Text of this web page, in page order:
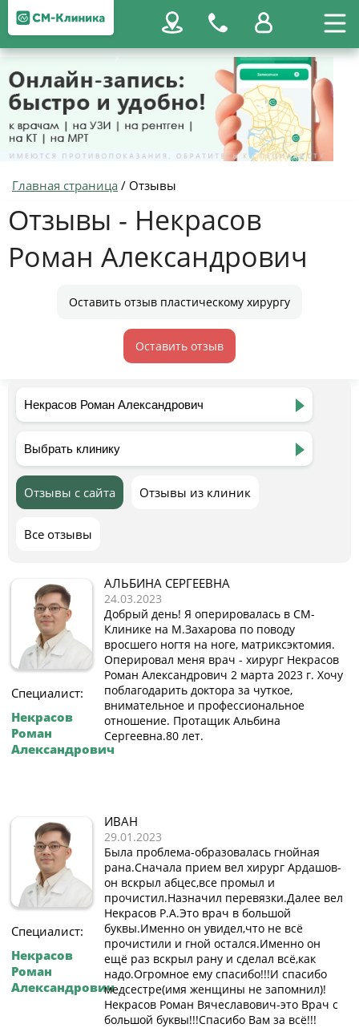
Главная страница / Отзывы
Отзывы - Некрасов
Роман Александрович
Оставить отзыв пластическому хирургу
Оставить отзыв
Отзывы с сайта Отзывы из клиник
Все отзывы
Специалист:
Некрасов
Роман
Александрович
АЛЬБИНА СЕРГЕЕВНА
24.03.2023
Добрый день! Я оперировалась в СМ-
Клинике на М.Захарова по поводу
вросшего ногтя на ноге, матриксэктомия.
Оперировал меня врач - хирург Некрасов
Роман Александрович 2 марта 2023 г. Хочу
поблагодарить доктора за чуткое,
внимательное и профессиональное
отношение. Протащик Альбина
Сергеевна.80 лет.
Специалист:
Некрасов
Роман
Александрович
ИВАН
29.01.2023
Была проблема-образовалась гнойная
рана.Сначала прием вел хирург Ардашов-
он вскрыл абцес,все промыл и
прочистил.Назначил перевязки.Далее вел
Некрасов Р.А.Это врач в большой
буквы.Именно он увидел,что не всё
прочистили и гной остался.Именно он
ещё раз вскрыл рану и сделал всё,как
надо.Огромное ему спасибо!!!И спасибо
медсестре(имя женщины не запомнил)!
Некрасов Роман Вячеславович-это Врач с
большой буквы!!!Спасибо Вам за всё!!!